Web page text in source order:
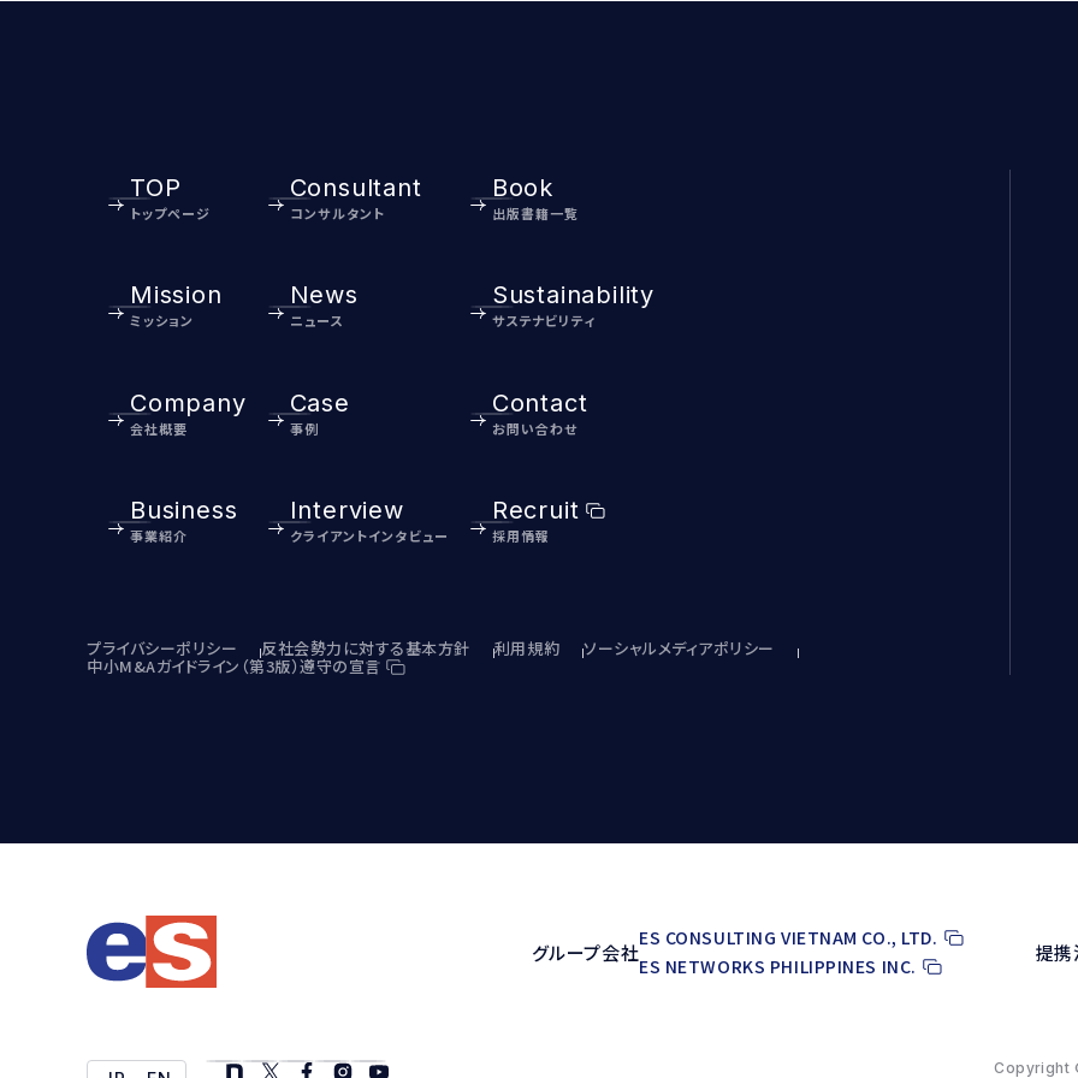
TOP
トップページ
Mission
ミッション
Company
会社概要
Business
事業紹介
Consultant
コンサルタント
News
ニュース
Case
事例
Interview
クライアントインタビュー
Book
出版書籍一覧
Sustainability
サステナビリティ
Contact
お問い合わせ
Recruit
採用情報
プライバシーポリシー 反社会勢力に対する基本方針 利用規約 ソーシャルメディアポリシー
中小M&Aガイドライン（第3版）遵守の宣言
グループ会社
ES CONSULTING VIETNAM CO., LTD.
ES NETWORKS PHILIPPINES INC.
提携
Copyright